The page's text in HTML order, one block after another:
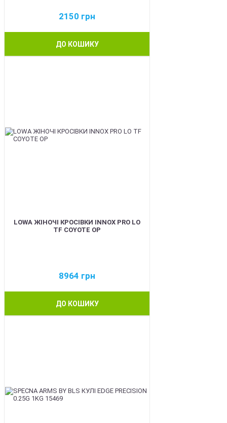
2150 грн
ДО КОШИКУ
LOWA ЖІНОЧІ КРОСІВКИ INNOX PRO LO
TF COYOTE OP
8964 грн
ДО КОШИКУ